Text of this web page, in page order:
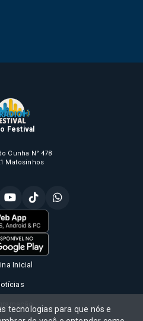
Festival
Cunha N° 478
Matosinhos
Inicial
tecnologias para que nós e